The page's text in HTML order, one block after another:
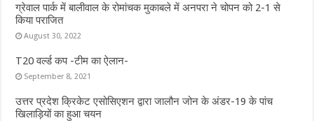
ग्रेवाल पार्क में बालीवाल के रोमांचक मुकाबले में अनपरा ने चोपन को 2-1 से
किया पराजित
August 30, 2022
T20 वर्ल्ड कप -टीम का ऐलान-
September 8, 2021
उत्तर प्रदेश क्रिकेट एसोसिएशन द्वारा जालौन जोन के अंडर-19 के पांच
खिलाड़ियों का हुआ चयन